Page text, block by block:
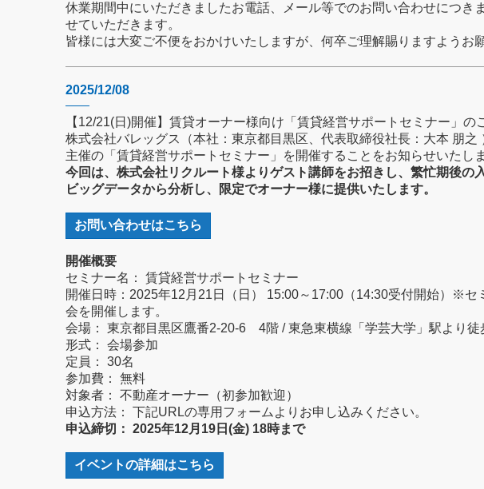
休業期間中にいただきましたお電話、メール等でのお問い合わせにつき
せていただきます。
皆様には大変ご不便をおかけいたしますが、何卒ご理解賜りますようお
2025/12/08
【12/21(日)開催】賃貸オーナー様向け「賃貸経営サポートセミナー」の
株式会社バレッグス（本社：東京都目黒区、代表取締役社長：大本 朋
主催の「賃貸経営サポートセミナー」を開催することをお知らせいたしま
今回は、株式会社リクルート様よりゲスト講師をお招きし、繁忙期後の
ビッグデータから分析し、限定でオーナー様に提供いたします。
お問い合わせはこちら
開催概要
セミナー名： 賃貸経営サポートセミナー
開催日時：2025年12月21日（日） 15:00～17:00（14:30受付開始）※セ
会を開催します。
会場： 東京都目黒区鷹番2-20-6 4階 / 東急東横線「学芸大学」駅より徒
形式： 会場参加
定員： 30名
参加費： 無料
対象者： 不動産オーナー（初参加歓迎）
申込方法： 下記URLの専用フォームよりお申し込みください。
申込締切： 2025年12月19日(金) 18時まで
イベントの詳細はこちら